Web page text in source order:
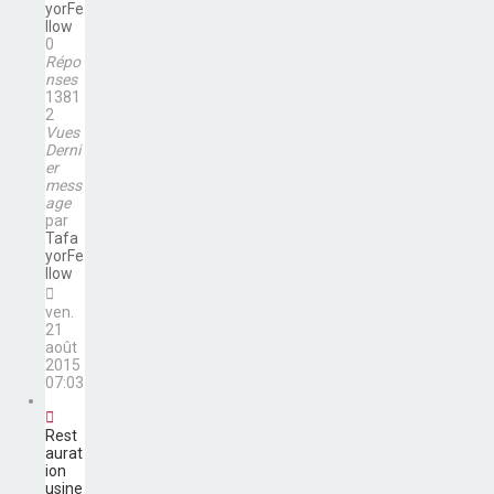
yorFe
llow
0
Répo
nses
1381
2
Vues
Derni
er
mess
age
par
Tafa
yorFe
llow
ven.
21
août
2015
07:03
Rest
aurat
ion
usine